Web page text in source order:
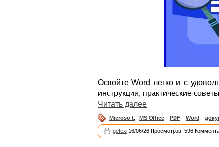
Освойте Word легко и с
инструкции, практические
Читать далее
Microsoft MS Office PDF Word
gefexi 26/06/26 Просмотров: 596